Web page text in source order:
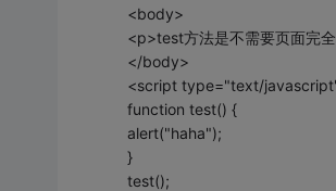
<body>
<p>test方法是不需要页面完
</body>
<script type="text/
function test() {
alert("haha");
}
test();